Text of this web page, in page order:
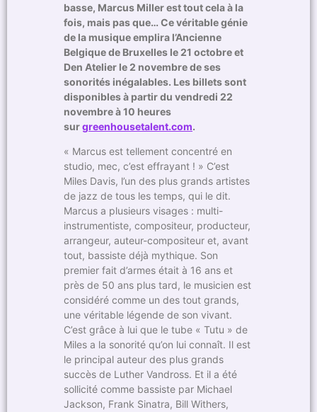
basse, Marcus Miller est tout cela à la
fois, mais pas que… Ce véritable génie
de la musique emplira l’Ancienne
Belgique de Bruxelles le 21 octobre et
Den Atelier le 2 novembre de ses
sonorités inégalables​. Les billets sont
disponibles à partir du vendredi 22
novembre à 10 heures
surgreenhousetalent.com.
« Marcus est tellement concentré en
studio, mec, c’est effrayant ! » C’est
Miles Davis, l’un des plus grands artistes
de jazz de tous les temps, qui le dit.
Marcus a plusieurs visages : multi-
instrumentiste, compositeur, producteur,
arrangeur, auteur-compositeur et, avant
tout, bassiste déjà mythique. Son
premier fait d’armes était à 16 ans et
près de 50 ans plus tard, le musicien est
considéré comme un des tout grands,
une véritable légende de son vivant.
C’est grâce à lui que le tube « Tutu » de
Miles a la sonorité qu’on lui connaît. Il est
le principal auteur des plus grands
succès de Luther Vandross. Et il a été
sollicité comme bassiste par Michael
Jackson, Frank Sinatra, Bill Withers,